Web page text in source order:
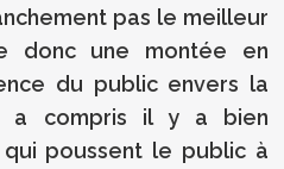
pas le meilleur
donc une montée en
du public envers la
a compris il y a bien
poussent le public à